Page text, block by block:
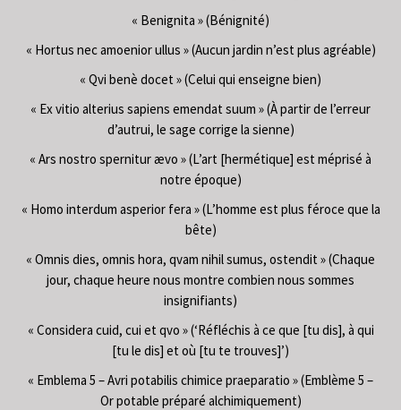
« Benignita » (Bénignité)
« Hortus nec amoenior ullus » (Aucun jardin n’est plus agréable)
« Qvi benè docet » (Celui qui enseigne bien)
« Ex vitio alterius sapiens emendat suum » (À partir de l’erreur
d’autrui, le sage corrige la sienne)
« Ars nostro spernitur ævo » (L’art [hermétique] est méprisé à
notre époque)
« Homo interdum asperior fera » (L’homme est plus féroce que la
bête)
« Omnis dies, omnis hora, qvam nihil sumus, ostendit » (Chaque
jour, chaque heure nous montre combien nous sommes
insignifiants)
« Considera cuid, cui et qvo » (‘Réfléchis à ce que [tu dis], à qui
[tu le dis] et où [tu te trouves]’)
« Emblema 5 – Avri potabilis chimice praeparatio » (Emblème 5 –
Or potable préparé alchimiquement)